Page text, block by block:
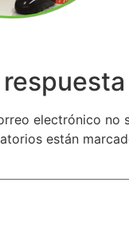
electrónico no
están